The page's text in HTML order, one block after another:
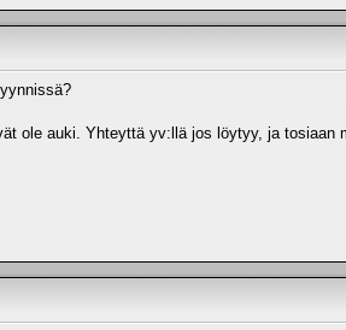
ole auki. Yhteyttä yv:llä jos löytyy, ja tosiaan